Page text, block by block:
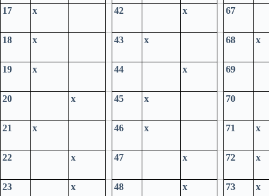
17 x 42 x 67
18 x 43 x 68 x
19 x 44 x 69
20 x 45 x 70
21 x 46 x 71 x
22 x 47 x 72 x
23 x 48 x 73 x